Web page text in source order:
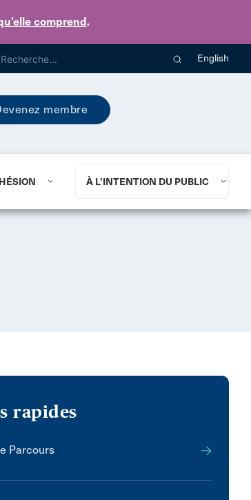
comprend.
English
membre
À L’INTENTION DU PUBLIC
rapides
Parcours